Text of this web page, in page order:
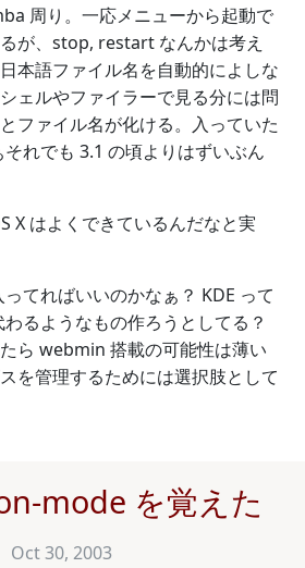
周り。一応メニューから起動で
が、stop, restart なんかは考え
本語ファイル名を自動的によしな
ェルやファイラーで見る分には問
ファイル名が化ける。入っていた
れでも 3.1 の頃よりはずいぶん
X はよくできているんだなと実
てればいいのかなぁ？ KDE って
るようなもの作ろうとしてる？
ら webmin 搭載の可能性は薄い
を管理するためには選択肢として
mode を覚えた
Oct 30, 2003